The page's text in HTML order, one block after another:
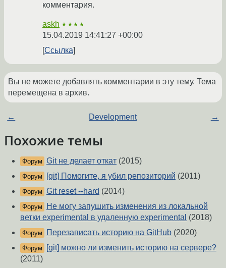
комментария.
askh ★★★★
15.04.2019 14:41:27 +00:00
Ссылка
Вы не можете добавлять комментарии в эту тему. Тема
перемещена в архив.
← Development →
Похожие темы
Форум Git не делает откат (2015)
Форум [git] Помогите, я убил репозиторий (2011)
Форум Git reset --hard (2014)
Форум
Не могу запушить изменения из локальной
ветки experimental в удаленную experimental (2018)
Форум Перезаписать историю на GitHub (2020)
Форум
[git] можно ли изменить историю на сервере?
(2011)